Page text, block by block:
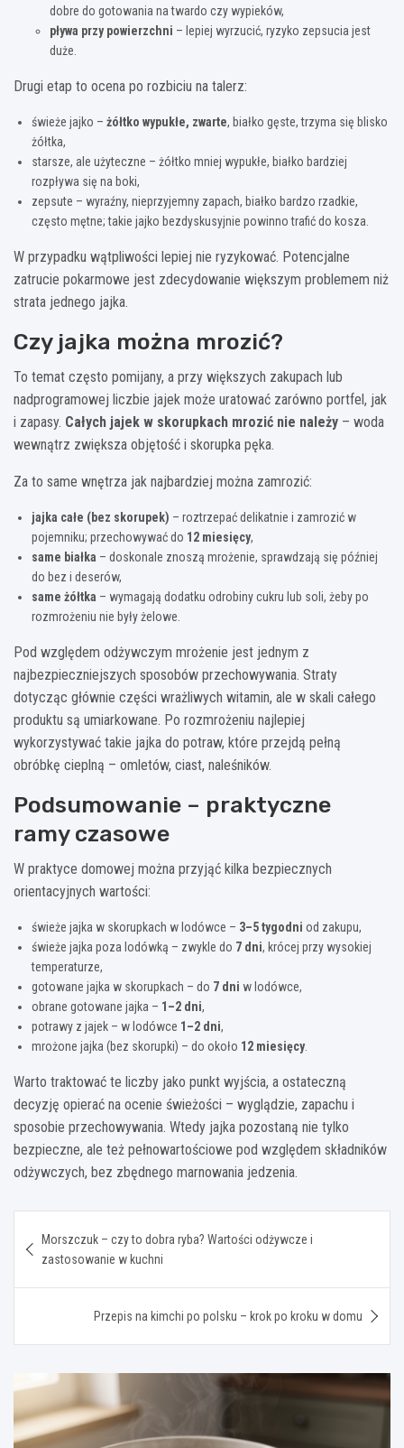
dobre do gotowania na twardo czy wypieków,
pływa przy powierzchni – lepiej wyrzucić, ryzyko zepsucia jest
duże.
Drugi etap to ocena po rozbiciu na talerz:
świeże jajko – żółtko wypukłe, zwarte, białko gęste, trzyma się blisko
żółtka,
starsze, ale użyteczne – żółtko mniej wypukłe, białko bardziej
rozpływa się na boki,
zepsute – wyraźny, nieprzyjemny zapach, białko bardzo rzadkie,
często mętne; takie jajko bezdyskusyjnie powinno trafić do kosza.
W przypadku wątpliwości lepiej nie ryzykować. Potencjalne
zatrucie pokarmowe jest zdecydowanie większym problemem niż
strata jednego jajka.
Czy jajka można mrozić?
To temat często pomijany, a przy większych zakupach lub
nadprogramowej liczbie jajek może uratować zarówno portfel, jak
i zapasy. Całych jajek w skorupkach mrozić nie należy – woda
wewnątrz zwiększa objętość i skorupka pęka.
Za to same wnętrza jak najbardziej można zamrozić:
jajka całe (bez skorupek) – roztrzepać delikatnie i zamrozić w
pojemniku; przechowywać do 12 miesięcy,
same białka – doskonale znoszą mrożenie, sprawdzają się później
do bez i deserów,
same żółtka – wymagają dodatku odrobiny cukru lub soli, żeby po
rozmrożeniu nie były żelowe.
Pod względem odżywczym mrożenie jest jednym z
najbezpieczniejszych sposobów przechowywania. Straty
dotycząc głównie części wrażliwych witamin, ale w skali całego
produktu są umiarkowane. Po rozmrożeniu najlepiej
wykorzystywać takie jajka do potraw, które przejdą pełną
obróbkę cieplną – omletów, ciast, naleśników.
Podsumowanie – praktyczne
ramy czasowe
W praktyce domowej można przyjąć kilka bezpiecznych
orientacyjnych wartości:
świeże jajka w skorupkach w lodówce – 3–5 tygodni od zakupu,
świeże jajka poza lodówką – zwykle do 7 dni, krócej przy wysokiej
temperaturze,
gotowane jajka w skorupkach – do 7 dni w lodówce,
obrane gotowane jajka – 1–2 dni,
potrawy z jajek – w lodówce 1–2 dni,
mrożone jajka (bez skorupki) – do około 12 miesięcy.
Warto traktować te liczby jako punkt wyjścia, a ostateczną
decyzję opierać na ocenie świeżości – wyglądzie, zapachu i
sposobie przechowywania. Wtedy jajka pozostaną nie tylko
bezpieczne, ale też pełnowartościowe pod względem składników
odżywczych, bez zbędnego marnowania jedzenia.
wpisu
Morszczuk – czy to dobra ryba? Wartości odżywcze i
zastosowanie w kuchni
Przepis na kimchi po polsku – krok po kroku w domu